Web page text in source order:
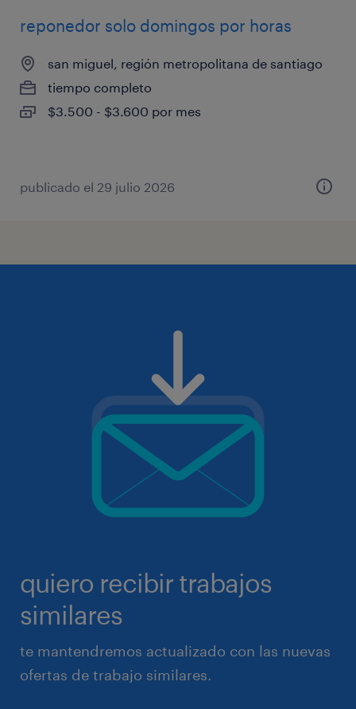
reponedor solo domingos por horas
san miguel, región metropolitana de santiago
tiempo completo
$3.500 - $3.600 por mes
publicado el 29 julio 2026
quiero recibir trabajos
similares
te mantendremos actualizado con las nuevas
ofertas de trabajo similares.